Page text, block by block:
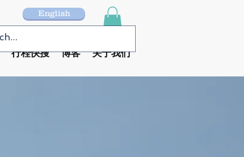
English
行程快搜 博客 关于我们